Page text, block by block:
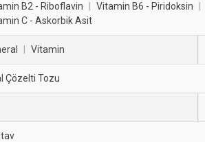
B2 - Riboflavin
Vitamin B6 - Piridoksin
C - Askorbik Asit
Vitamin
Çözelti Tozu